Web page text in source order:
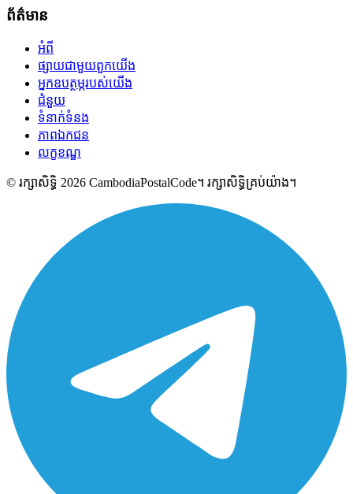
ព័ត៌មាន
អំពី
ផ្សាយជាមួយពួកយើង
អ្នកឧបត្ថម្ភរបស់យើង
ជំនួយ
ទំនាក់ទំនង
ភាពឯកជន
លក្ខខណ្ឌ
© រក្សាសិទ្ធិ 2026 CambodiaPostalCode។ រក្សាសិទ្ធិគ្រប់យ៉ាង។